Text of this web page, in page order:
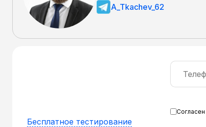
A_Tkachev_62
Согласен
Бесплатное тестирование